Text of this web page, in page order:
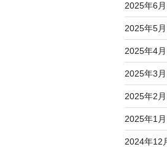
2025年6月
2025年5月
2025年4月
2025年3月
2025年2月
2025年1月
2024年12